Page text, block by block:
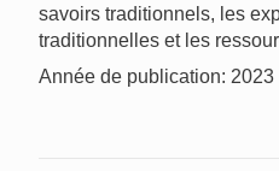
savoirs traditionnels, les
traditionnelles et les
Année de publication: 2023